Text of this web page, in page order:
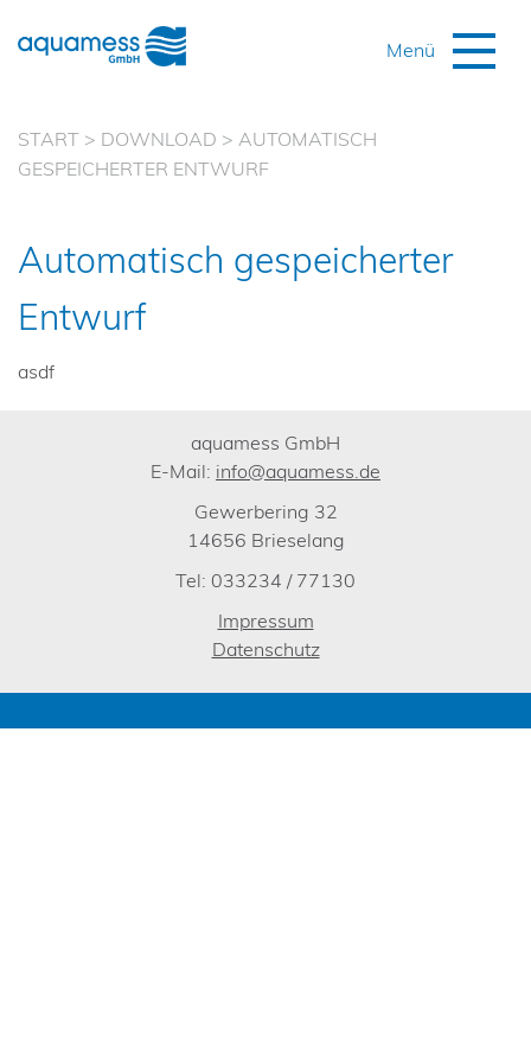
START > DOWNLOAD > AUTOMATISCH
GESPEICHERTER ENTWURF
Automatisch gespeicherter
Entwurf
asdf
aquamess GmbH
E-Mail: info@aquamess.de
Gewerbering 32
14656 Brieselang
Tel: 033234 / 77130
Impressum
Datenschutz